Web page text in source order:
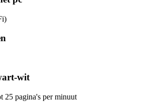
wit
25 pagina's per minuut